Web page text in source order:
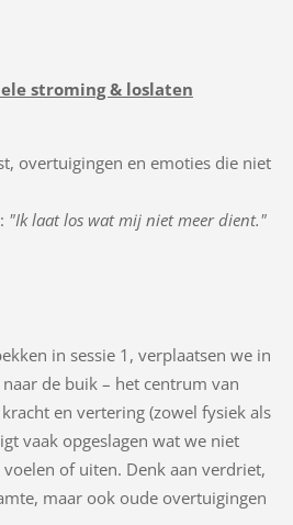
stroming & loslaten
overtuigingen en emoties die niet
"Ik laat los wat mij niet meer dient."
in sessie 1, verplaatsen we in
naar de buik – het centrum van
en vertering (zowel fysiek als
vaak opgeslagen wat we niet
of uiten. Denk aan verdriet,
maar ook oude overtuigingen